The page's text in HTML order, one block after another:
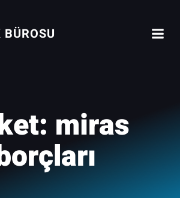
miras